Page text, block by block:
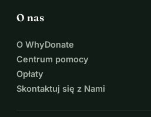
O nas
O WhyDonate
Centrum pomocy
Opłaty
Skontaktuj się z Nami